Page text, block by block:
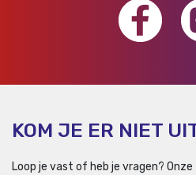
KOM JE ER NIET
Loop je vast of heb je vragen? Onze